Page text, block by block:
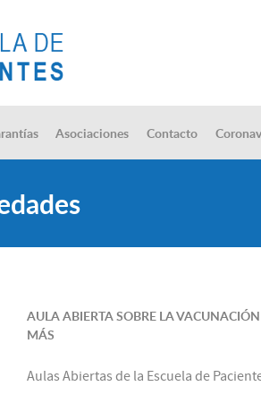
Asociaciones Contacto
AULA ABIERTA SOBRE LA
MÁS
Aulas Abiertas de la Escuela de